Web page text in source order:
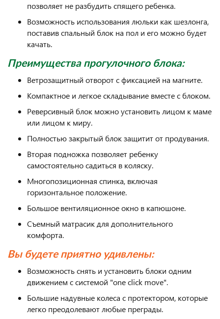
позволяет не разбудить спящего ребенка.
Возможность использования люльки как шезлонга,
поставив спальный блок на пол и его можно будет
качать.
Преимущества прогулочного блока:
Ветрозащитный отворот с фиксацией на магните.
Компактное и легкое складывание вместе с блоком.
Реверсивный блок можно установить лицом к маме
или лицом к миру.
Полностью закрытый блок защитит от продувания.
Вторая подножка позволяет ребенку
самостоятельно садиться в коляску.
Многопозиционная спинка, включая
горизонтальное положение.
Большое вентиляционное окно в капюшоне.
Съемный матрасик для дополнительного
комфорта.
Вы будете приятно удивлены:
Возможность снять и установить блоки одним
движением с системой "one click move".
Большие надувные колеса с протектором, которые
легко преодолевают любые преграды.